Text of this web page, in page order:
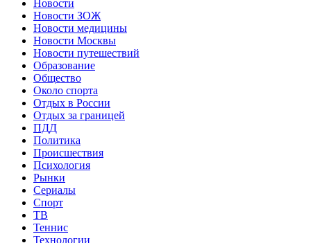
Новости
Новости ЗОЖ
Новости медицины
Новости Москвы
Новости путешествий
Образование
Общество
Около спорта
Отдых в России
Отдых за границей
ПДД
Политика
Происшествия
Психология
Рынки
Сериалы
Спорт
ТВ
Теннис
Технологии